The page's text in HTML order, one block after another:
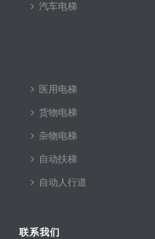
汽车电梯
医用电梯
货物电梯
杂物电梯
自动扶梯
自动人行道
联系我们